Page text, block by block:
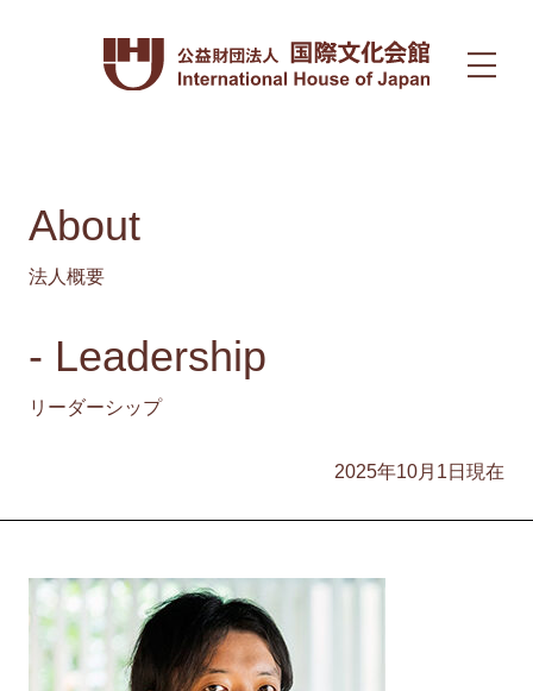
About
法人概要
- Leadership
リーダーシップ
2025年10月1日現在